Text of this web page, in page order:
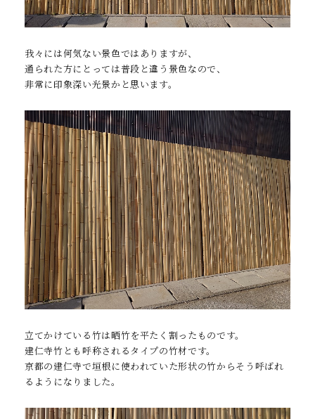
我々には何気ない景色ではありますが、
通られた方にとっては普段と違う景色なので、
非常に印象深い光景かと思います。
立てかけている竹は晒竹を平たく割ったものです。
建仁寺竹とも呼称されるタイプの竹材です。
京都の建仁寺で垣根に使われていた形状の竹からそう呼ばれ
るようになりました。